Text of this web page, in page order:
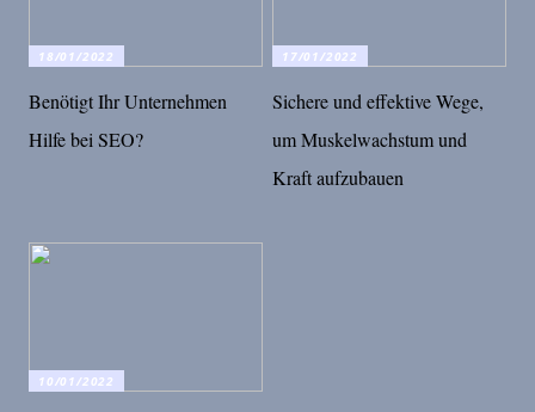
18/01/2022
Benötigt Ihr Unternehmen
Hilfe bei SEO?
17/01/2022
Sichere und effektive Wege,
um Muskelwachstum und
Kraft aufzubauen
10/01/2022